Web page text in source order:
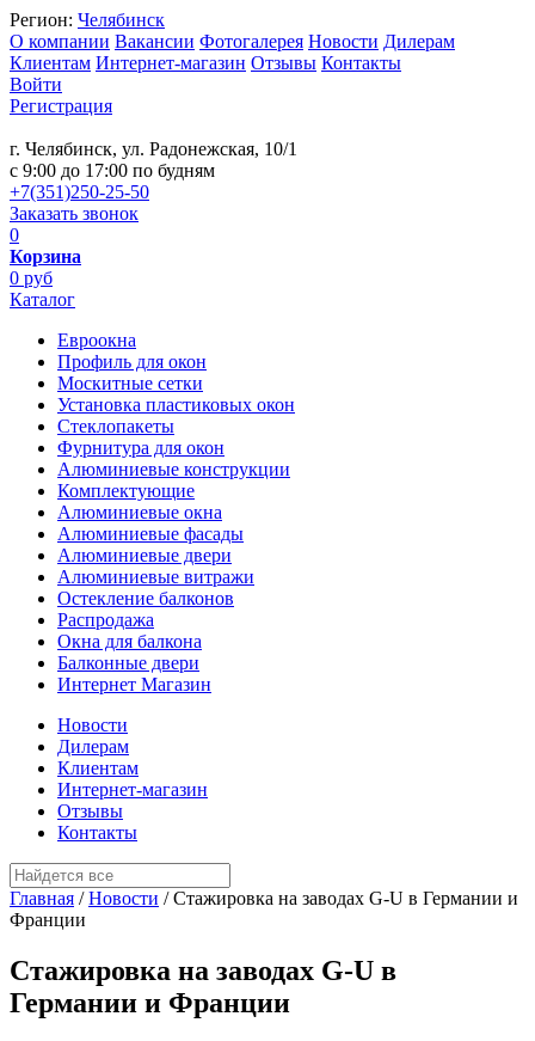
Регион: Челябинск
О компании Вакансии Фотогалерея Новости Дилерам
Клиентам Интернет-магазин Отзывы Контакты
Войти
Регистрация
г. Челябинск, ул. Радонежская, 10/1
c 9:00 до 17:00 по будням
+7(351)250-25-50
Заказать звонок
0
Корзина
0 руб
Каталог
Евроокна
Профиль для окон
Москитные сетки
Установка пластиковых окон
Стеклопакеты
Фурнитура для окон
Алюминиевые конструкции
Комплектующие
Алюминиевые окна
Алюминиевые фасады
Алюминиевые двери
Алюминиевые витражи
Остекление балконов
Распродажа
Окна для балкона
Балконные двери
Интернет Магазин
Новости
Дилерам
Клиентам
Интернет-магазин
Отзывы
Контакты
Главная / Новости /Стажировка на заводах G-U в Германии и
Франции
Стажировка на заводах G-U в
Германии и Франции